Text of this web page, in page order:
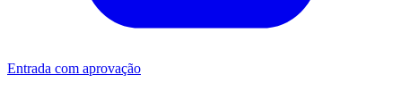
Entrada com aprovação